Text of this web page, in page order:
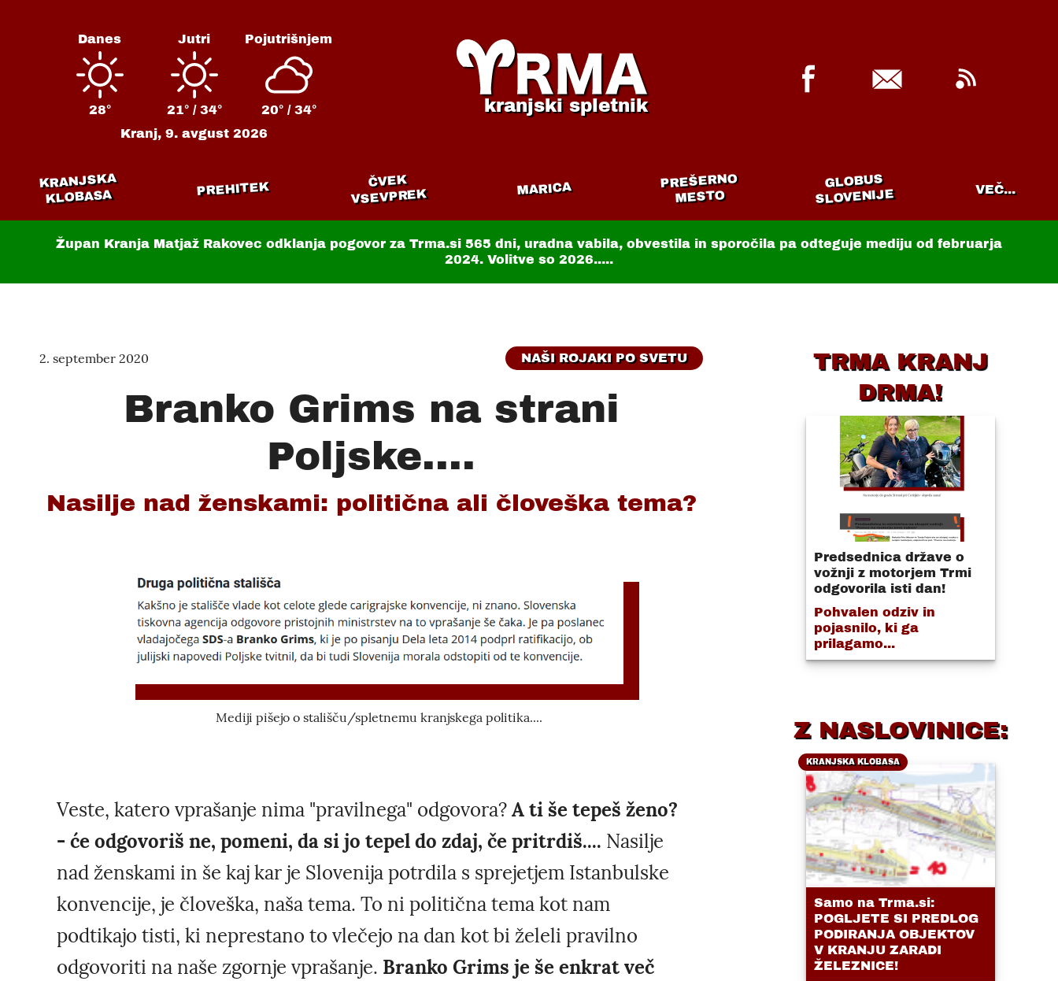
Danes
28°
Jutri
21° / 34°
Pojutrišnjem
20° / 34°
Kranj,9. avgust 2026
kranjski spletnik
KRANJSKA
KLOBASA PREHITEK ČVEK
VSEVPREK MARICA PREŠERNO
MESTO
GLOBUS
SLOVENIJE VEČ...
Župan Kranja Matjaž Rakovec odklanja pogovor za Trma.si 565 dni, uradna vabila, obvestila in sporočila pa odteguje mediju od februarja
2024. Volitve so 2026.....
2. september 2020 NAŠI ROJAKI PO SVETU
Branko Grims na strani
Poljske....
Nasilje nad ženskami: politična ali človeška tema?
Mediji pišejo o stališču/spletnemu kranjskega politika....
Veste, katero vprašanje nima "pravilnega" odgovora?A ti še tepeš ženo?
- će odgovoriš ne, pomeni, da si jo tepel do zdaj, če pritrdiš.... Nasilje
nad ženskami in še kaj kar je Slovenija potrdila s sprejetjem Istanbulske
konvencije, je človeška, naša tema. To ni politična tema kot nam
podtikajo tisti, ki neprestano to vlečejo na dan kot bi želeli pravilno
odgovoriti na naše zgornje vprašanje. Branko Grims je še enkrat več
TRMA KRANJ
DRMA!
Predsednica države o
vožnji z motorjem Trmi
odgovorila isti dan!
Pohvalen odziv in
pojasnilo, ki ga
prilagamo...
Z NASLOVINICE:
KRANJSKA KLOBASA
Samo na Trma.si:
POGLJETE SI PREDLOG
PODIRANJA OBJEKTOV
V KRANJU ZARADI
ŽELEZNICE!